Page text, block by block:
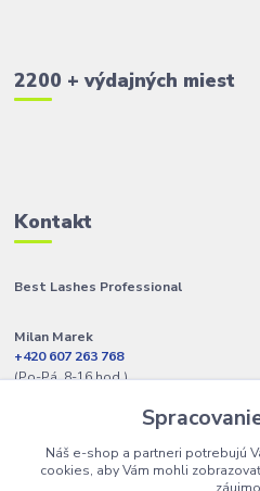
2200 + výdajných miest
Kontakt
Best Lashes Professional
Milan Marek
+420 607 263 768
(Po-Pá, 8-16 hod.)
info@best-lashes.sk
Náš e-shop a partneri potrebujú
cookies, aby Vám mohli